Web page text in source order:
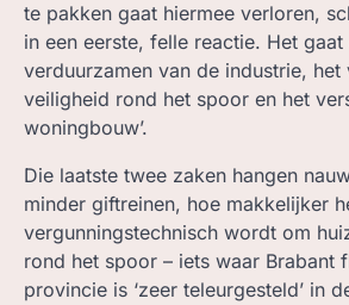
te pakken gaat hiermee verloren,
in een eerste, felle reactie. Het gaat
verduurzamen van de industrie,
veiligheid rond het spoor en het
woningbouw’.
Die laatste twee zaken hangen
minder giftreinen, hoe makkelijker
vergunningstechnisch wordt om
rond het spoor – iets waar Brabant
provincie is ‘zeer teleurgesteld’ in